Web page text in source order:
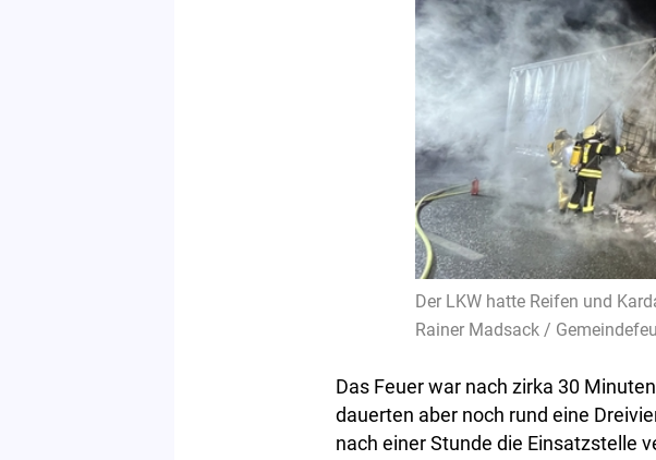
Der LKW hatte Reifen und
Rainer Madsack /
Das Feuer war nach zirka 30
dauerten aber noch rund eine
nach einer Stunde die Einsatzstelle